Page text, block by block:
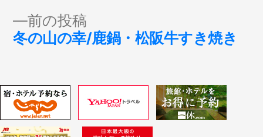
ナ
ゲ
ー
前の投稿
の
冬の山の幸/鹿鍋・松阪牛すき焼き